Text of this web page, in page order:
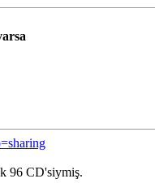
96 CD'siymiş.